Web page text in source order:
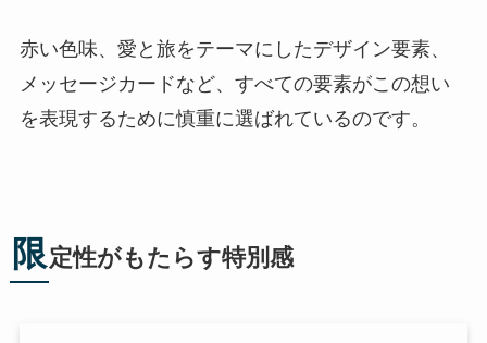
赤い色味、愛と旅をテーマにしたデザイン要素、
メッセージカードなど、すべての要素がこの想い
を表現するために慎重に選ばれているのです。
限定性がもたらす特別感